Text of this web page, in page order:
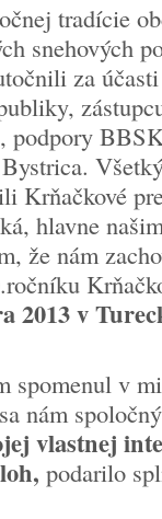
tradície
snehových
za
podpory
Krňačkové
hlavne
že nám
2013 v
spomenul v
nám
vlastnej
podarilo